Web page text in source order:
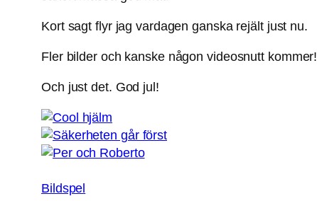
Kort sagt flyr jag vardagen ganska rejält just nu.
Fler bilder och kanske någon videosnutt kommer!
Och just det. God jul!
Bildspel